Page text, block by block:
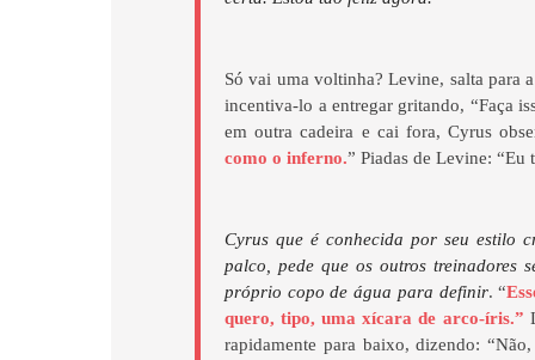
Só vai uma voltinha? Levine, salta para
incentiva-lo a entregar gritando, “Faça
em outra cadeira e cai fora, Cyrus
como o inferno.” Piadas de Levine: “Eu
Cyrus que é conhecida por seu estilo
palco, pede que os outros treinadores
próprio copo de água para definir. “
quero, tipo, uma xícara de arco-íris.”
rapidamente para baixo, dizendo: